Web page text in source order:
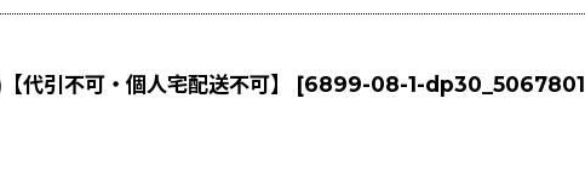
代引不可・個人宅配送不可】 [6899-08-1-dp30_5067801